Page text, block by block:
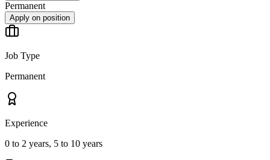
Permanent
Apply on position
Job Type
Permanent
Experience
0 to 2 years, 5 to 10 years